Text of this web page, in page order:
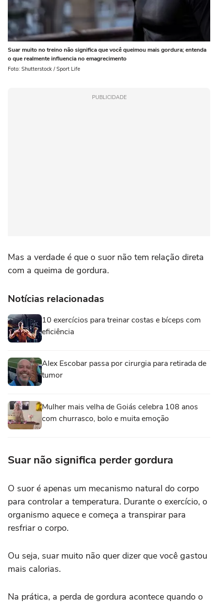
Suar muito no treino não significa que você queimou mais gordura; entenda
o que realmente influencia no emagrecimento
Foto: Shutterstock / Sport Life
PUBLICIDADE
Mas a verdade é que o suor não tem relação direta
com a queima de gordura.
Notícias relacionadas
10 exercícios para treinar costas e bíceps com
eficiência
Alex Escobar passa por cirurgia para retirada de
tumor
Mulher mais velha de Goiás celebra 108 anos
com churrasco, bolo e muita emoção
Suar não significa perder gordura
O suor é apenas um mecanismo natural do corpo
para controlar a temperatura. Durante o exercício, o
organismo aquece e começa a transpirar para
resfriar o corpo.
Ou seja, suar muito não quer dizer que você gastou
mais calorias.
Na prática, a perda de gordura acontece quando o